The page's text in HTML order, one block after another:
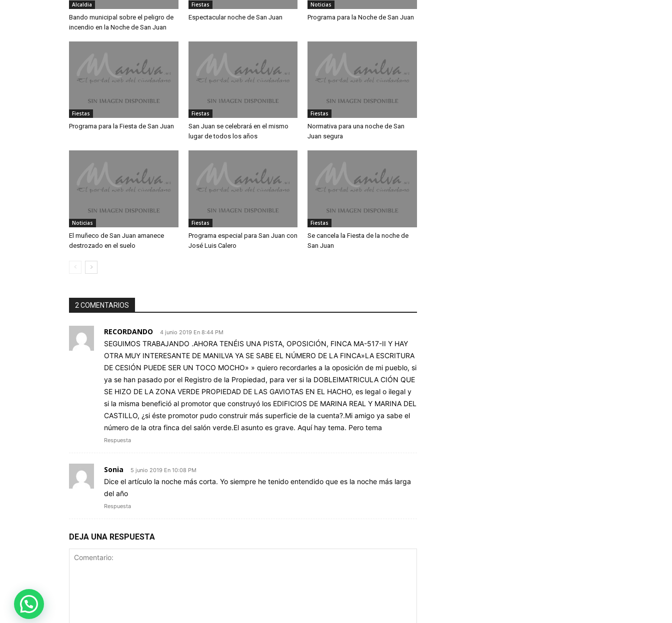
Alcaldia
Bando municipal sobre el peligro de
incendio en la Noche de San Juan
Fiestas
Espectacular noche de San Juan
Noticias
Programa para la Noche de San Juan
Fiestas
Programa para la Fiesta de San Juan
Fiestas
San Juan se celebrará en el mismo
lugar de todos los años
Fiestas
Normativa para una noche de San
Juan segura
Noticias
El muñeco de San Juan amanece
destrozado en el suelo
Fiestas
Programa especial para San Juan con
José Luis Calero
Fiestas
Se cancela la Fiesta de la noche de
San Juan
2 COMENTARIOS
RECORDANDO 4 junio 2019 En 8:44 PM
SEGUIMOS TRABAJANDO .AHORA TENÉIS UNA PISTA, OPOSICIÓN, FINCA MA-517-II Y HAY
OTRA MUY INTERESANTE DE MANILVA YA SE SABE EL NÚMERO DE LA FINCA»LA ESCRITURA
DE CESIÓN PUEDE SER UN TOCO MOCHO» » quiero recordarles a la oposición de mi pueblo, si
ya se han pasado por el Registro de la Propiedad, para ver si la DOBLEIMATRICULA CIÓN QUE
SE HIZO DE LA ZONA VERDE PROPIEDAD DE LAS GAVIOTAS EN EL HACHO, es legal o ilegal y
si la misma benefició al promotor que construyó los EDIFICIOS DE MARINA REAL Y MARINA DEL
CASTILLO, ¿si éste promotor pudo construir más superficie de la cuenta?.Mi amigo ya sabe el
número de la otra finca del salón verde.El asunto es grave. Aquí hay tema. Pero tema
Respuesta
Sonia 5 junio 2019 En 10:08 PM
Dice el artículo la noche más corta. Yo siempre he tenido entendido que es la noche más larga
del año
Respuesta
DEJA UNA RESPUESTA